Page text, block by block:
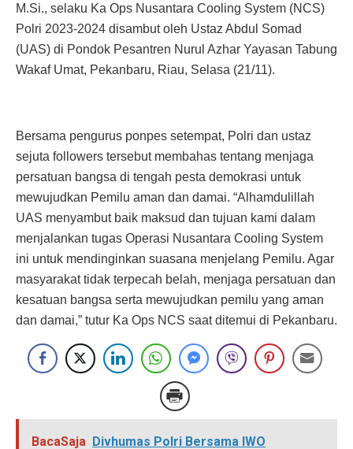
M.Si., selaku Ka Ops Nusantara Cooling System (NCS)
Polri 2023-2024 disambut oleh Ustaz Abdul Somad
(UAS) di Pondok Pesantren Nurul Azhar Yayasan Tabung
Wakaf Umat, Pekanbaru, Riau, Selasa (21/11).
Bersama pengurus ponpes setempat, Polri dan ustaz
sejuta followers tersebut membahas tentang menjaga
persatuan bangsa di tengah pesta demokrasi untuk
mewujudkan Pemilu aman dan damai. “Alhamdulillah
UAS menyambut baik maksud dan tujuan kami dalam
menjalankan tugas Operasi Nusantara Cooling System
ini untuk mendinginkan suasana menjelang Pemilu. Agar
masyarakat tidak terpecah belah, menjaga persatuan dan
kesatuan bangsa serta mewujudkan pemilu yang aman
dan damai,” tutur Ka Ops NCS saat ditemui di Pekanbaru.
BacaSaja Divhumas Polri Bersama IWO